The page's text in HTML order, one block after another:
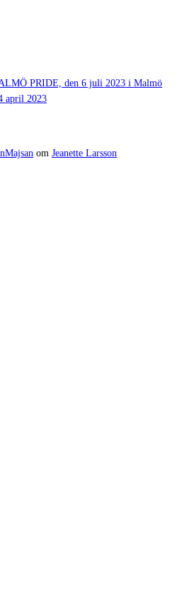
PRIDE, den 6 juli 2023 i Malmö
april 2023
om Jeanette Larsson